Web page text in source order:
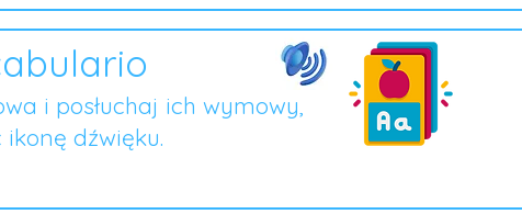
i posłuchaj ich wymowy,
dźwięku.